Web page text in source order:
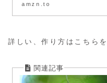
amzn.to
詳しい、作り方はこちら